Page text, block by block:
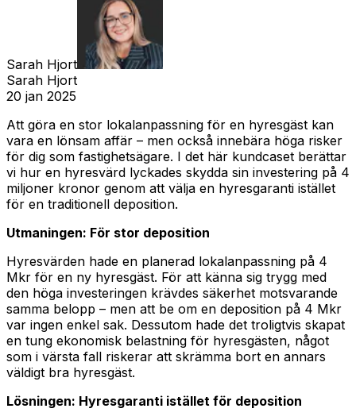
Sarah Hjort
Sarah Hjort
20 jan 2025
Att göra en stor lokalanpassning för en hyresgäst kan
vara en lönsam affär – men också innebära höga risker
för dig som fastighetsägare. I det här kundcaset berättar
vi hur en hyresvärd lyckades skydda sin investering på 4
miljoner kronor genom att välja en hyresgaranti istället
för en traditionell deposition.
Utmaningen: För stor deposition
Hyresvärden hade en planerad lokalanpassning på 4
Mkr för en ny hyresgäst. För att känna sig trygg med
den höga investeringen krävdes säkerhet motsvarande
samma belopp – men att be om en deposition på 4 Mkr
var ingen enkel sak. Dessutom hade det troligtvis skapat
en tung ekonomisk belastning för hyresgästen, något
som i värsta fall riskerar att skrämma bort en annars
väldigt bra hyresgäst.
Lösningen: Hyresgaranti istället för deposition